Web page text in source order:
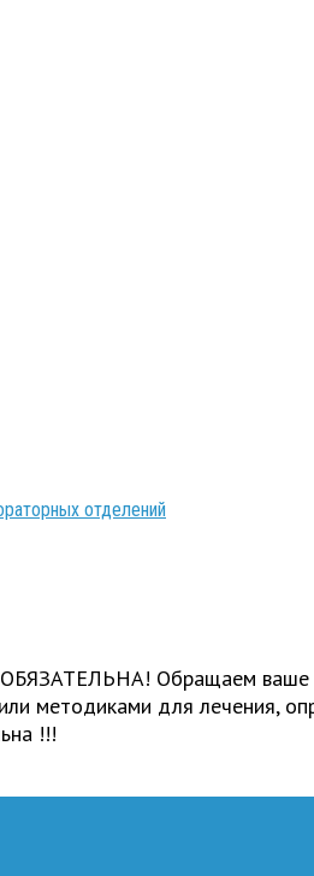
отделений
Обращаем ваше
методиками для
!!!